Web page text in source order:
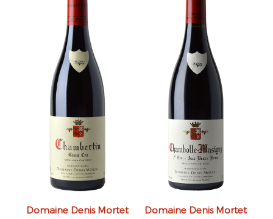
Domaine Denis Mortet Domaine Denis Mortet